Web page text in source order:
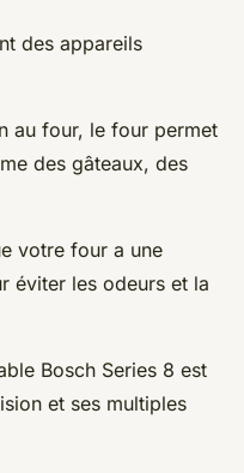
des appareils
au four, le four permet
des gâteaux, des
votre four a une
éviter les odeurs et la
Bosch Series 8 est
et ses multiples